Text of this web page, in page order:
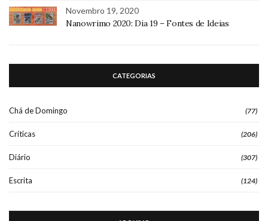
Novembro 19, 2020
Nanowrimo 2020: Dia 19 – Fontes de Ideias
CATEGORIAS
Chá de Domingo (77)
Críticas (206)
Diário (307)
Escrita (124)